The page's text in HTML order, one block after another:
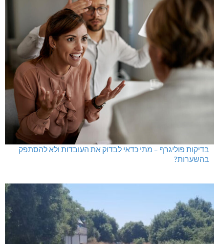
בדיקות פוליגרף – מתי כדאי לבדוק את העובדות ולא להסתפק
בהשערות?